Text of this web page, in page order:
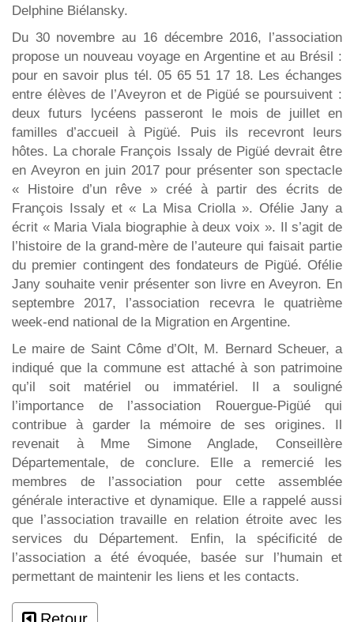
Delphine Biélansky.
Du 30 novembre au 16 décembre 2016, l’association
propose un nouveau voyage en Argentine et au Brésil :
pour en savoir plus tél. 05 65 51 17 18. Les échanges
entre élèves de l’Aveyron et de Pigüé se poursuivent :
deux futurs lycéens passeront le mois de juillet en
familles d’accueil à Pigüé. Puis ils recevront leurs
hôtes. La chorale François Issaly de Pigüé devrait être
en Aveyron en juin 2017 pour présenter son spectacle
« Histoire d’un rêve » créé à partir des écrits de
François Issaly et « La Misa Criolla ». Ofélie Jany a
écrit « Maria Viala biographie à deux voix ». Il s’agit de
l’histoire de la grand-mère de l’auteure qui faisait partie
du premier contingent des fondateurs de Pigüé. Ofélie
Jany souhaite venir présenter son livre en Aveyron. En
septembre 2017, l’association recevra le quatrième
week-end national de la Migration en Argentine.
Le maire de Saint Côme d’Olt, M. Bernard Scheuer, a
indiqué que la commune est attaché à son patrimoine
qu’il soit matériel ou immatériel. Il a souligné
l’importance de l’association Rouergue-Pigüé qui
contribue à garder la mémoire de ses origines. Il
revenait à Mme Simone Anglade, Conseillère
Départementale, de conclure. Elle a remercié les
membres de l’association pour cette assemblée
générale interactive et dynamique. Elle a rappelé aussi
que l’association travaille en relation étroite avec les
services du Département. Enfin, la spécificité de
l’association a été évoquée, basée sur l’humain et
permettant de maintenir les liens et les contacts.